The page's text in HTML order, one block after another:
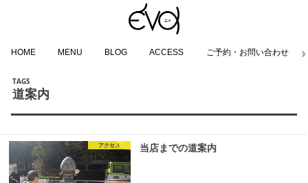
HOME MENU BLOG ACCESS ご予約・お問い合わせ
道案内
アクセス 当店までの道案内